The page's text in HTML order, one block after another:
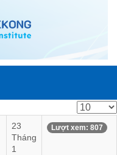
Hiển
thị
23
Tháng
1
Lượt xem: 807